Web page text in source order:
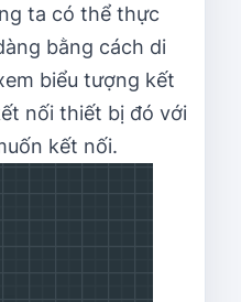
ta có thể thực
bằng cách di
biểu tượng kết
nối thiết bị đó với
kết nối.